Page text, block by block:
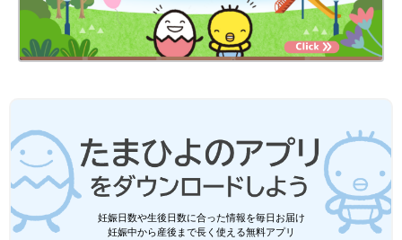
妊娠日数や生後日数に合った情報を毎日お届け
妊娠中から産後まで長く使える無料アプリ